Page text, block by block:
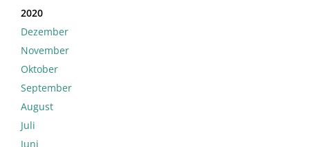
2020
Dezember
November
Oktober
September
August
Juli
Juni